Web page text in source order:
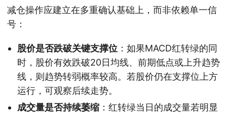
减仓操作应建立在多重确认基础上，而非依赖单一信
号：
股价是否跌破关键支撑位 ：如果MACD红转绿的同
时，股价有效跌破20日均线、前期低点或上升趋势
线，则趋势转弱概率较高。若股价仍在支撑位上方
运行，可观察后续走势。
成交量是否持续萎缩 ：红转绿当日的成交量若明显